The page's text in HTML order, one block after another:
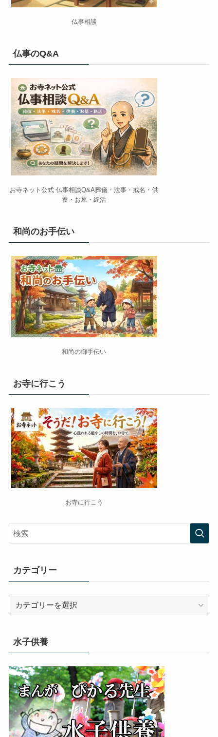
仏事相談
仏事のQ&A
お寺ネット公式 仏事相談Q&A葬儀・法事・戒名・供
養・お墓・終活
和尚のお手伝い
和尚の御手伝い
お寺に行こう
お寺に行こう
カテゴリー
水子供養